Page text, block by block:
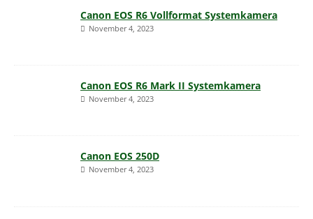
Canon EOS R6 Vollformat Systemkamera
November 4, 2023
Canon EOS R6 Mark II Systemkamera
November 4, 2023
Canon EOS 250D
November 4, 2023